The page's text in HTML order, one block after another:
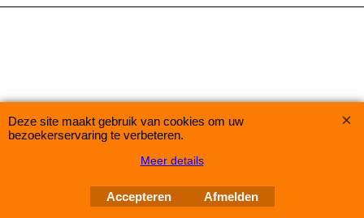
Deze site maakt gebruik van cookies om uw
bezoekerservaring te verbeteren.
Meer details
Accepteren Afmelden